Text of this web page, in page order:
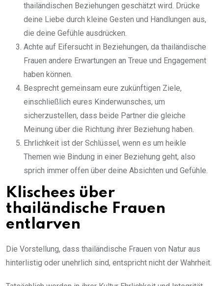
thailändischen Beziehungen geschätzt wird. Drücke
deine Liebe durch kleine Gesten und Handlungen aus,
die deine Gefühle ausdrücken.
Achte auf Eifersucht in Beziehungen, da thailändische
Frauen andere Erwartungen an Treue und Engagement
haben können.
Besprecht gemeinsam eure zukünftigen Ziele,
einschließlich eures Kinderwunsches, um
sicherzustellen, dass beide Partner die gleiche
Meinung über die Richtung ihrer Beziehung haben.
Ehrlichkeit ist der Schlüssel, wenn es um heikle
Themen wie Bindung in einer Beziehung geht, also
sprich immer offen über deine Absichten und Gefühle.
Klischees über
thailändische Frauen
entlarven
Die Vorstellung, dass thailändische Frauen von Natur aus
hinterlistig oder unehrlich sind, entspricht nicht der Wahrheit.